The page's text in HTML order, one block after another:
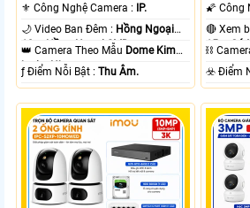
⚜️ Công Nghệ Camera : IP.
🌙 Video Ban Đêm : Hồng Ngoại
10m Hồng Ngoại SMD.
👑 Camera Theo Mẫu Dome Kim
loại + Nhựa.
️ƒ Điểm Nỗi Bật :Thu Âm.
15m Có
⛓